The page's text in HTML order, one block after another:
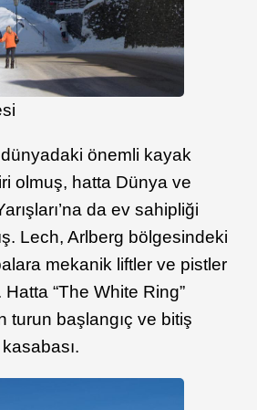
önemli kayak
olmuş, hatta Dünya ve
da ev sahipliği
Lech, Arlberg bölgesindeki
mekanik liftler ve pistler
“The White Ring”
turun başlangıç ve bitiş